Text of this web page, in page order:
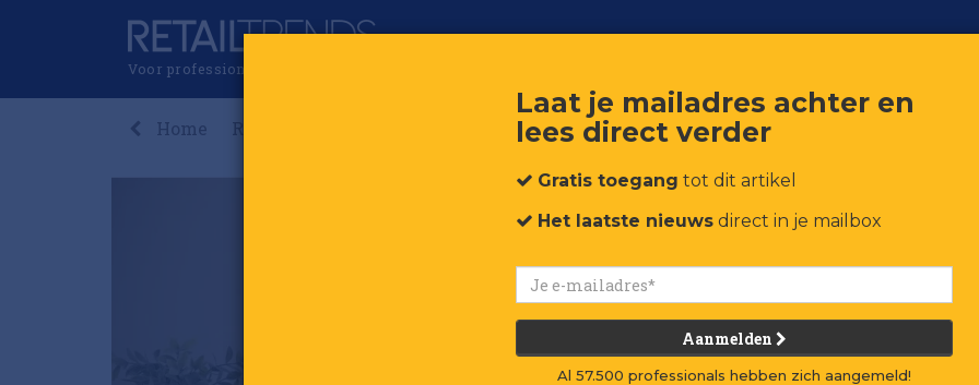
Voor professionals in retail & brands
Home Recent Events Connect Jobs
Laat je mailadres achter en
lees direct verder
Gratis toegang tot dit artikel
Het laatste nieuws direct in je mailbox
Aanmelden
Al 57.500 professionals hebben zich aangemeld!